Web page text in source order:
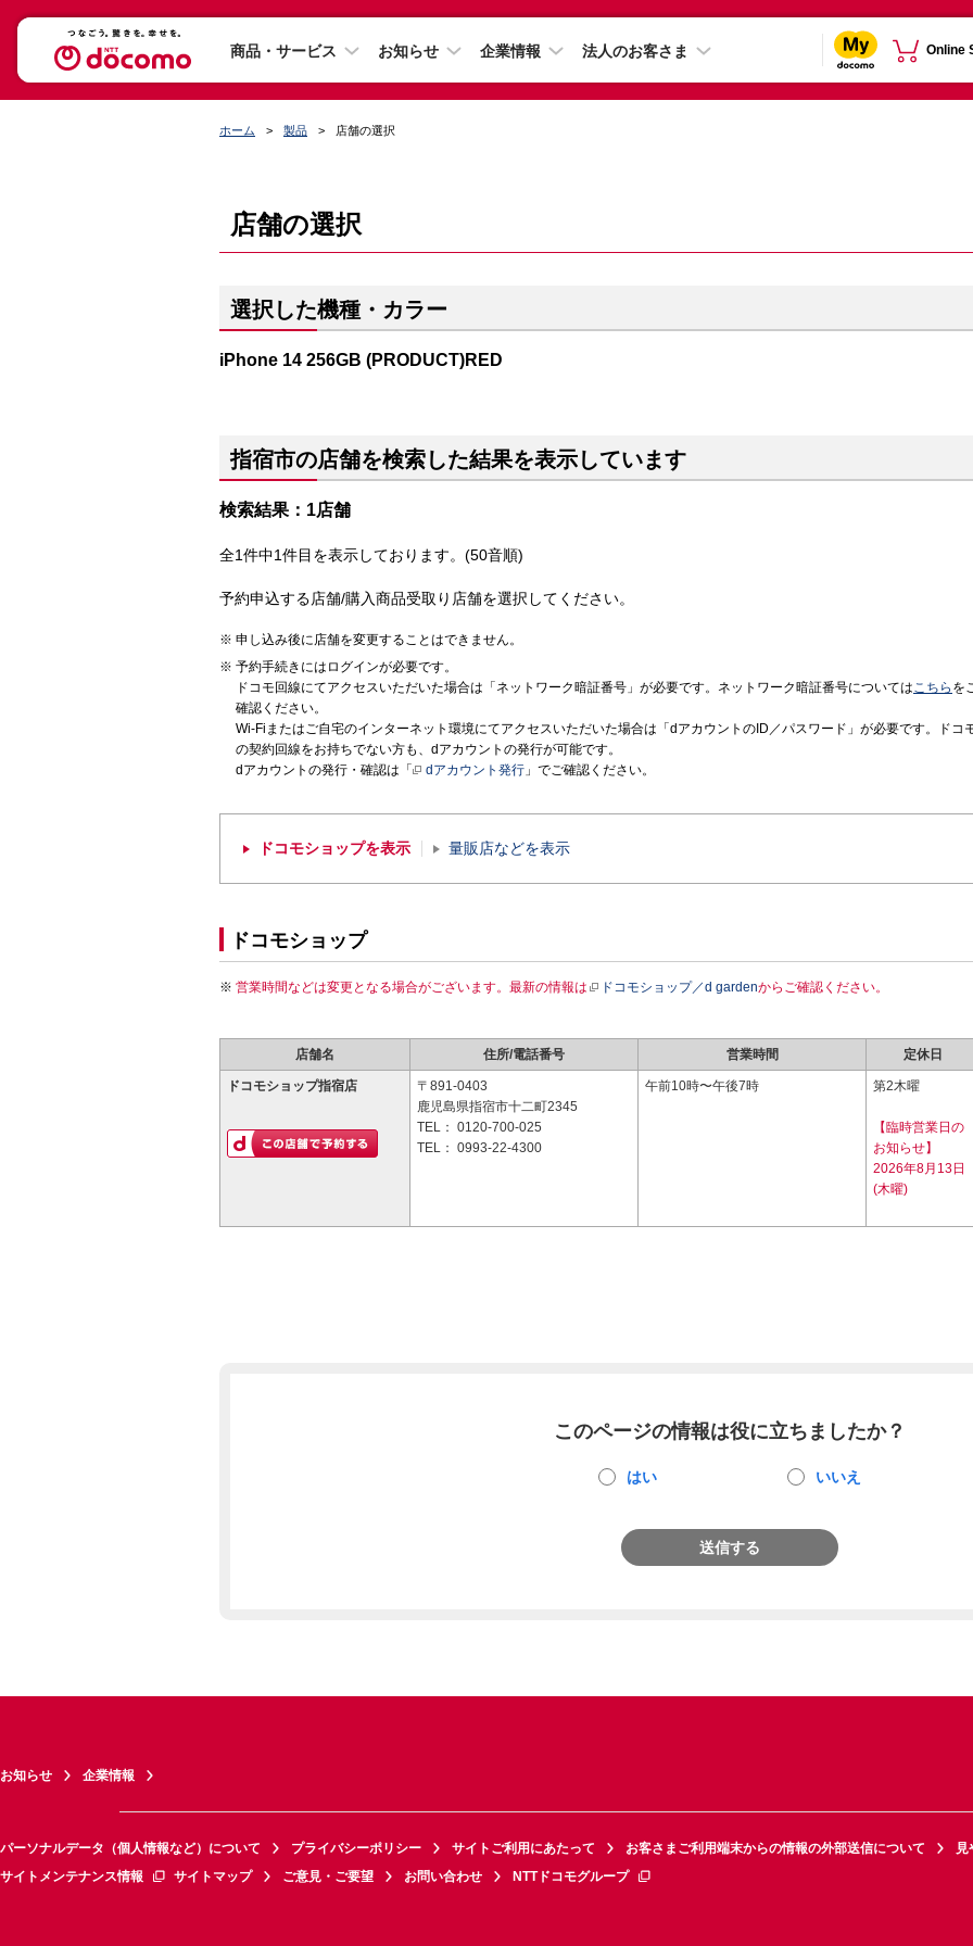
商品・サービス お知らせ 企業情報 法人のお客さま Online
ホーム 製品 店舗の選択
店舗の選択
選択した機種・カラー
iPhone 14 256GB (PRODUCT)RED
指宿市の店舗を検索した結果を表示しています
検索結果：1店舗
全1件中1件目を表示しております。(50音順)
予約申込する店舗/購入商品受取り店舗を選択してください。
申し込み後に店舗を変更することはできません。
予約手続きにはログインが必要です。
ドコモ回線にてアクセスいただいた場合は「ネットワーク暗証番号」が必要です。ネットワーク暗証番号についてはこちら を
確認ください。
Wi-Fiまたはご自宅のインターネット環境にてアクセスいただいた場合は「dアカウントのID／パスワード」が必要です。ドコ
の契約回線をお持ちでない方も、dアカウントの発行が可能です。
dアカウントの発行・確認は「
dアカウント発行 」でご確認ください。
ドコモショップを表示 量販店などを表示
ドコモショップ
営業時間などは変更となる場合がございます。最新の情報は ドコモショップ／d gardenからご確認ください。
店舗名 住所/電話番号 営業時間 定休日
ドコモショップ指宿店
〒891-0403
鹿児島県指宿市十二町2345
TEL： 0120-700-025
TEL： 0993-22-4300
午前10時〜午後7時 第2木曜
【臨時営業日の
お知らせ】
2026年8月13日
(木曜)
このページの情報は役に立ちましたか？
はい いいえ
送信する
お知らせ 企業情報
パーソナルデータ（個人情報など）について プライバシーポリシー サイトご利用にあたって お客さまご利用端末からの情報の外部送信について
見
サイトメンテナンス情報
サイトマップ ご意見・ご要望 お問い合わせ NTTドコモグループ